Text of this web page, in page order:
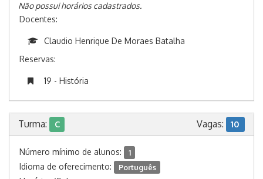
Não possui horários cadastrados.
Docentes:
Claudio Henrique De Moraes Batalha
Reservas:
19 - História
Turma: C Vagas: 10
Número mínimo de alunos: 1
Idioma de oferecimento: Português